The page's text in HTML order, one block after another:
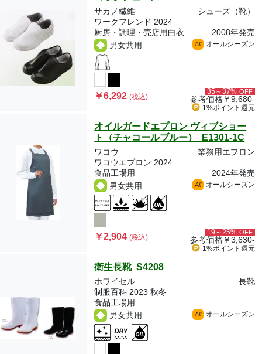
サカノ繊維
シューズ（靴）
ワークフレンド 2024
厨房・調理・売店用白衣
2008年発売
男女共用
All オールシーズン
￥6,292(税込)
35～37% OFF
参考価格￥9,680-
1%ポイント 還元
オイルガードエプロン ヴィブショー
ト（チャコールブルー） E1301-1C
ワコウ
業務用エプロン
ワコウエプロン 2024
食品工場用
2024年発売
男女共用
All オールシーズン
￥2,904(税込)
19～25% OFF
参考価格￥3,630-
1%ポイント 還元
衛生長靴 S4208
ホワイセル
長靴
制服百科 2023 秋冬
食品工場用
男女共用
All オールシーズン